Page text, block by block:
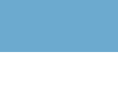
Venerdì 9-12 / 14-17